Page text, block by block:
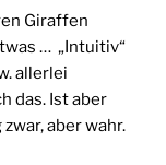
Giraffen
… „Intuitiv“
allerlei
das. Ist aber
aber wahr.